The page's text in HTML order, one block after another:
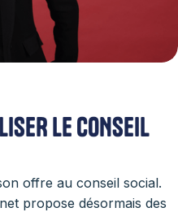
LE CONSEIL
offre au conseil social.
propose désormais des